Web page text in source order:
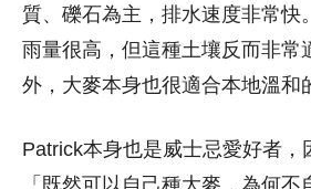
質、礫石為主，排水速度非常快
雨量很高，但這種土壤反而非常
外，大麥本身也很適合本地溫和
Patrick本身也是威士忌愛好者，